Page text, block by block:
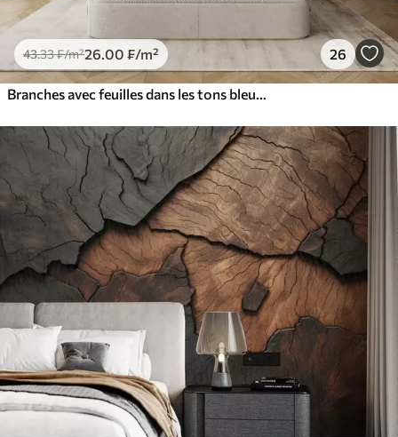
43.33₣/m²26 .00 ₣/m² 26